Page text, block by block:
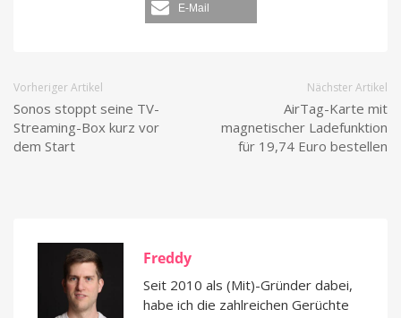
E-Mail
Vorheriger Artikel
Sonos stoppt seine TV-
Streaming-Box kurz vor
dem Start
Nächster Artikel
AirTag-Karte mit
magnetischer Ladefunktion
für 19,74 Euro bestellen
Freddy
Seit 2010 als (Mit)-Gründer dabei,
habe ich die zahlreichen Gerüchte